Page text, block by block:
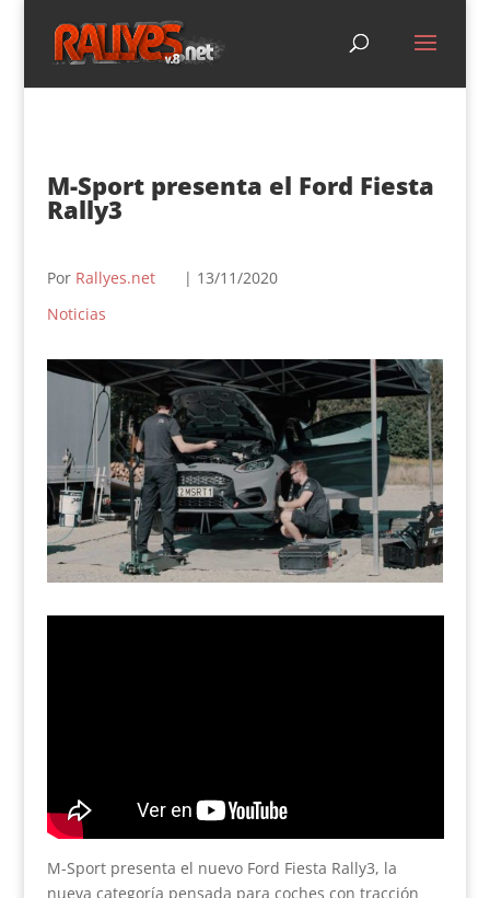
M-Sport presenta el Ford Fiesta
Rally3
Por Rallyes.net
| 13/11/2020
Noticias
M-Sport presenta el nuevo Ford Fiesta Rally3, la
nueva categoría pensada para coches con tracción